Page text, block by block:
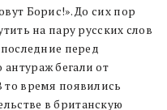
Борис!». До сих пор
на пару русских слов
перед
бегали от
то время появились
в британскую